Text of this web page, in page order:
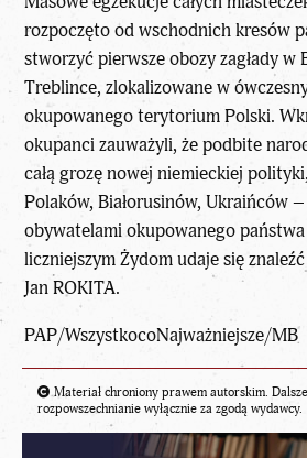
rozpoczęto od wschodnich kresów
stworzyć pierwsze obozy zagłady w
Treblince, zlokalizowane w
okupowanego terytorium Polski.
okupanci zauważyli, że podbite
całą grozę nowej niemieckiej
Polaków, Białorusinów, Ukraińców
obywatelami okupowanego
liczniejszym Żydom udaje się
Jan ROKITA.
PAP/WszystkocoNajważniejsze/MB
Materiał chroniony prawem autorskim. Dalsze
rozpowszechnianie wyłącznie za zgodą wydawcy.